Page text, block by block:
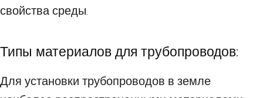
свойства среды.
Типы материалов для трубопроводов:
Для установки трубопроводов в земле